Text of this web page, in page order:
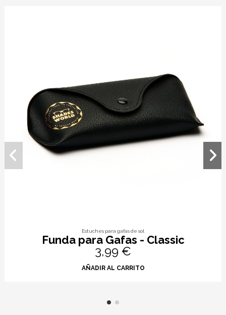
Estuches para gafas de sol
Funda para Gafas - Classic
3,99 €
AÑADIR AL CARRITO